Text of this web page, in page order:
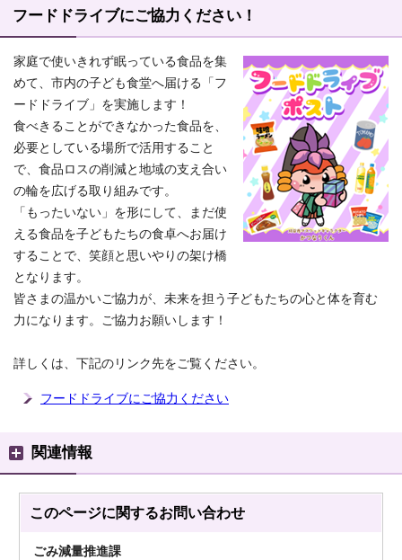
フードドライブにご協力ください！
家庭で使いきれず眠っている食品を集
めて、市内の子ども食堂へ届ける「フ
ードドライブ」を実施します！
食べきることができなかった食品を、
必要としている場所で活用すること
で、食品ロスの削減と地域の支え合い
の輪を広げる取り組みです。
「もったいない」を形にして、まだ使
える食品を子どもたちの食卓へお届け
することで、笑顔と思いやりの架け橋
となります。
皆さまの温かいご協力が、未来を担う子どもたちの心と体を育む
力になります。ご協力お願いします！
詳しくは、下記のリンク先をご覧ください。
フードドライブにご協力ください
関連情報
このページに関するお問い合わせ
ごみ減量推進課